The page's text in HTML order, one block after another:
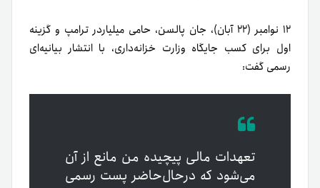
۱۲ نوامبر (۲۲ آبان)، جان پالسن، حامی میلیاردر ترامپ و گزینه
اول برای کسب جایگاه وزارت خزانه‌داری‌، با انتشار بیانیه‌ای
رسمی گفت:
تعهدات مالی پیچیده من مانع از آن
می‌شود که در‌حال‌حاضر پست رسمی